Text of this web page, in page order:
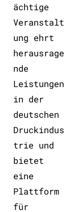
ächtige
Veranstalt
ung ehrt
herausrage
nde
Leistungen
in der
deutschen
Druckindus
trie und
bietet
eine
Plattform
für